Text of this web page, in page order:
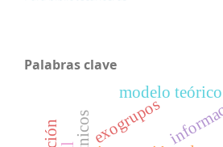
Palabras clave
exogrupos
modelo teórico